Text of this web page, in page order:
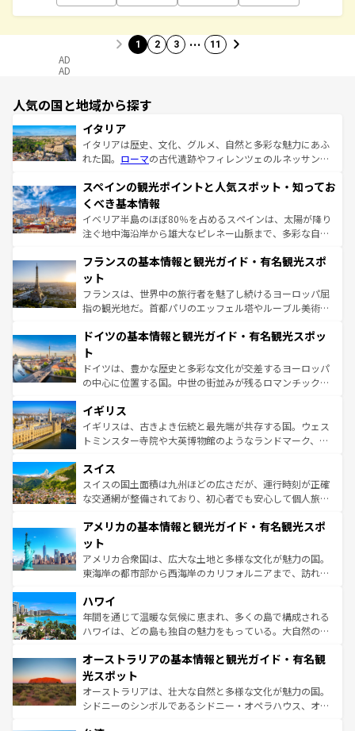
1 2 3 … 11
AD
AD
人気の国と地域から探す
イタリア
イタリアは歴史、文化、グルメ、自然と多彩な魅力にあふ
れた国。 ローマの古代遺跡やフィレンツェのルネッサンス
ろん、トスカーナの美しい田園風景やアマルフィ海岸の絶
景など、自然景観も見逃せない。観光の合間には、本場の
ピザやパスタなど、絶品のイタリア料理を堪能することも
できる。朝目覚めてから夜眠るまで、すべての瞬間を楽し
なお、新着のイタリア情報はコンテンツ一覧を参照してほ
しい。
スペインの観光ポイントと人気スポット・知ってお
くべき基本情報
イベリア半島のほぼ80％を占めるスペインは、太陽が降り
注ぐ地中海沿岸から雄大なピレネー山脈まで、多彩な自然
文化が根付くこの国では、情熱的なフラメンコ、熱気あふ
れる闘牛、そして美味しいタパスが生活の一部となってい
る。首都マドリードの洗練された雰囲気や、バルセロナの
アートに溢れた街角から、地方では古代ローマ遺跡や中世
せる。地方によって風土や気候が異なるスペインはその個
ンテンツ一覧 を参照してほしい。
フランスの基本情報と観光ガイド・有名観光スポ
ット
フランスは、世界中の旅行者を魅了し続けるヨーロッパ屈
指の観光地だ。首都パリのエッフェル塔やルーブル美術館
で、幅広い魅力が詰まっている。華麗な宮殿、歴史的な大
聖堂、美しいビーチ、そして豊かな自然が、訪れる者を心
から魅了する。また、フランスは美食の国としても知ら
れ、フランス料理はユネスコ無形文化遺産にも登録されて
香り高いラベンダー畑など、多彩な楽しみ方が可能だ。さ
らに、パリ以外の地域にも魅力が溢れており、どの街角に
も豊かな歴史と文化が息づいている。パリ以外の個性あふ
を参照してほしい。
ドイツの基本情報と観光ガイド・有名観光スポッ
ト
ドイツは、豊かな歴史と多彩な文化が交差するヨーロッパ
の中心に位置する国。中世の街並みが残るロマンチック街
顔を持つこの国は、どこを歩いても飽きることがない。ベ
ルリンの文化的活気、バイエルン州のアルプスの絶景、そ
してライン川沿いのワイン畑といった風景は必見。ビール
は、お酒好きな人にはぜひ体験してほしい。 なお、新着の
ドイツ情報はコンテンツ一覧を参照してほしい。
イギリス
イギリスは、古きよき伝統と最先端が共存する国。ウェス
トミンスター寺院や大英博物館のようなランドマーク、歴
リアごとに異なる魅力がある。また、優雅なアフタヌーン
ティー、ビール好きにはたまらない英国パブ、サッカー観
戦など、本場だからこそできる体験も豊富。イギリスを旅
ンツ一覧を参照してほしい。
スイス
スイスの国土面積は九州ほどの広さだが、運行時刻が正確
な交通網が整備されており、初心者でも安心して個人旅行
の建物がそのまま残る町や、スイスならではのユニークな
博物館もあり、アルプス観光だけでなく町歩きも満喫する
ことができる。国民の所得が高いため物価も高いが、旅行
者向けの交通パス提供のサービスもあり、うまく活用すれ
着のスイス情報は
アメリカの基本情報と観光ガイド・有名観光スポ
ット
アメリカ合衆国は、広大な土地と多様な文化が魅力の国。
東海岸の都市部から西海岸のカリフォルニアまで、訪れる
のような巨大都市は、観光、ショッピング、エンターテイ
ンメントが詰まった刺激的なスポットだ。一方、アメリカ
西部には大自然が広がり、グランドキャニオンやイエロー
部のニューオーリンズでは、音楽と美食が融合した独特の
文化が魅力。旅行者はアメリカの各地域で異なる魅力を楽
しみながら、その多様性と豊かな歴史を感じることができ
るだろう。車でのロードトリップや列車の旅も、アメリカ
ハワイ
年間を通じて温暖な気候に恵まれ、多くの島で構成される
ハワイは、どの島も独自の魅力をもっている。大自然の神
ワイ島は見逃せない。また、定番の観光地といえばオアフ
島だが、静かな自然を求めるならマウイ島やカウアイ島が
おすすめ。エメラルドグリーンに輝く海をはじめ、豊かな
文化や歴史が息づいている。「アロハスピリット」と呼ば
オーストラリアの基本情報と観光ガイド・有名観
光スポット
オーストラリアは、壮大な自然と多様な文化が魅力の国。
シドニーのシンボルであるシドニー・オペラハウス、オー